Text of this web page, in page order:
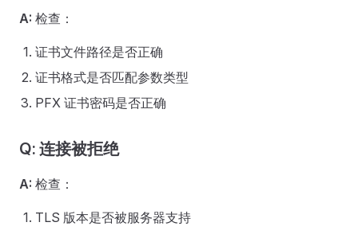
A: 检查：
证书文件路径是否正确
证书格式是否匹配参数类型
PFX 证书密码是否正确
Q: 连接被拒绝
A: 检查：
TLS 版本是否被服务器支持